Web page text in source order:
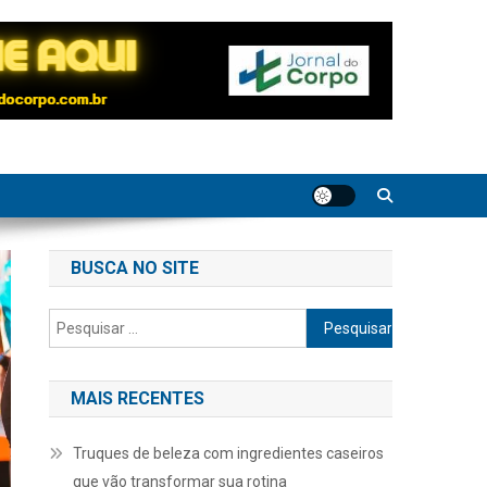
BUSCA NO SITE
Pesquisar
por:
MAIS RECENTES
Truques de beleza com ingredientes caseiros
que vão transformar sua rotina